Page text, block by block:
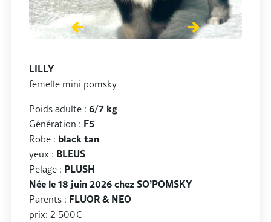
LILLY
femelle mini pomsky
Poids adulte : 6/7 kg
Génération : F5
Robe : black tan
yeux : BLEUS
Pelage : PLUSH
Née le 18 juin 2026 chez SO’POMSKY
Parents : FLUOR & NEO
prix: 2 500€